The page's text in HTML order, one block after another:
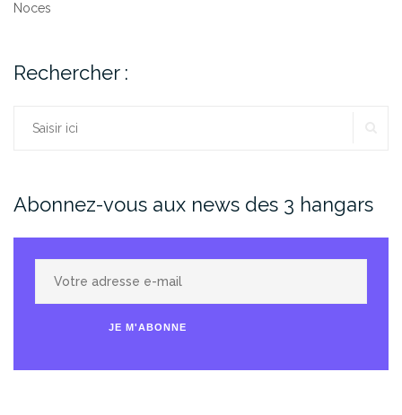
Noces
Rechercher :
Rechercher :
Abonnez-vous aux news des 3 hangars
adresse
JE M'ABONNE